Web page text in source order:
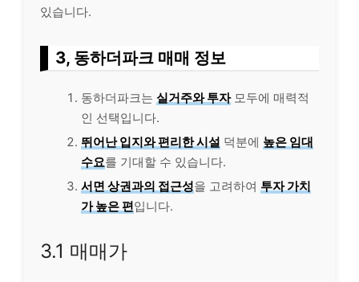
있습니다.
3, 동하더파크 매매 정보
동하더파크는 실거주와 투자모두에 매력적
인 선택입니다.
뛰어난 입지와 편리한 시설 덕분에 높은 임대
수요를 기대할 수 있습니다.
서면 상권과의 접근성을 고려하여 투자 가치
가 높은 편입니다.
3.1 매매가